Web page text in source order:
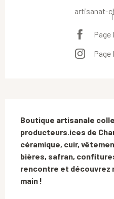
artisanat-
Page
Page
Boutique artisanale
producteurs.ices de
céramique, cuir,
bières, safran,
rencontre et
main !